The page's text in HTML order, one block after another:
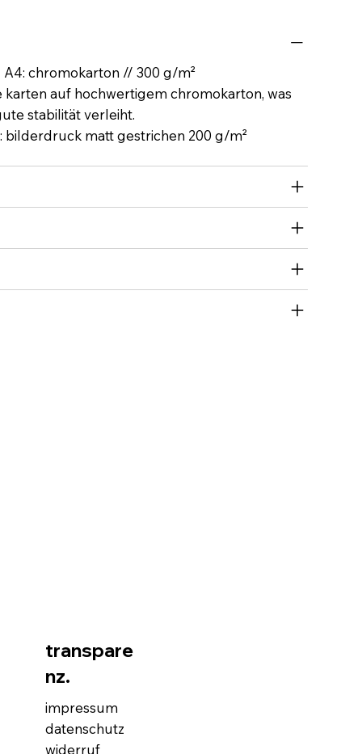
chromokarton // 300 g/m²
auf hochwertigem chromokarton, was
stabilität verleiht.
bilderdruck matt gestrichen 200 g/m²
transpare
nz.
impressum
datenschutz
widerruf